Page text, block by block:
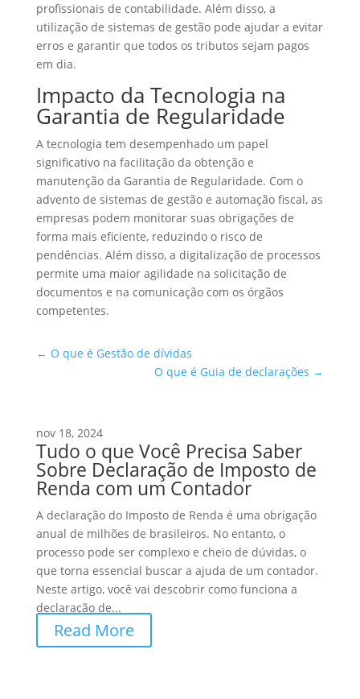
profissionais de contabilidade. Além disso, a
utilização de sistemas de gestão pode ajudar a evitar
erros e garantir que todos os tributos sejam pagos
em dia.
Impacto da Tecnologia na
Garantia de Regularidade
A tecnologia tem desempenhado um papel
significativo na facilitação da obtenção e
manutenção da Garantia de Regularidade. Com o
advento de sistemas de gestão e automação fiscal, as
empresas podem monitorar suas obrigações de
forma mais eficiente, reduzindo o risco de
pendências. Além disso, a digitalização de processos
permite uma maior agilidade na solicitação de
documentos e na comunicação com os órgãos
competentes.
← O que é Gestão de dívidas
O que é Guia de declarações →
nov 18, 2024
Tudo o que Você Precisa Saber
Sobre Declaração de Imposto de
Renda com um Contador
A declaração do Imposto de Renda é uma obrigação
anual de milhões de brasileiros. No entanto, o
processo pode ser complexo e cheio de dúvidas, o
que torna essencial buscar a ajuda de um contador.
Neste artigo, você vai descobrir como funciona a
declaração de...
Read More